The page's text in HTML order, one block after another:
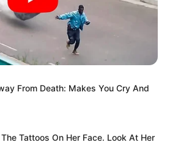
todas las noticias que le
Para estar bien informado, por
las notificaciones de Alerta.
From Death: Makes You Cry And
Tattoos On Her Face. Look At Her